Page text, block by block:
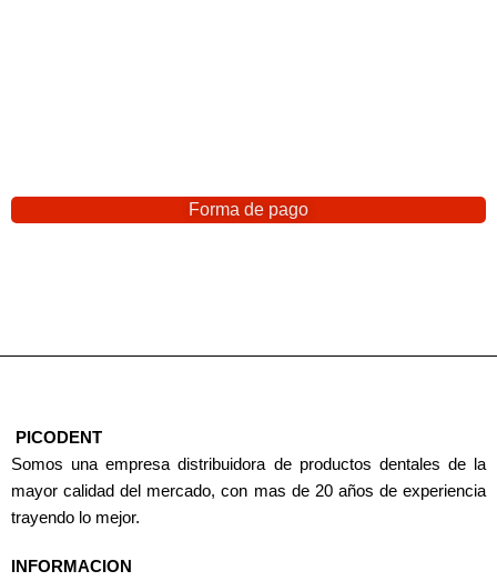
Forma de pago
PICODENT
Somos una empresa distribuidora de productos dentales de la
mayor calidad del mercado, con mas de 20 años de experiencia
trayendo lo mejor.
INFORMACION